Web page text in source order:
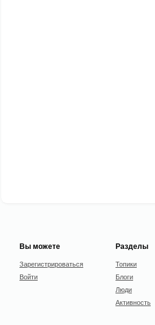
Вы можете
Зарегистрироваться
Войти
Разделы
Топики
Блоги
Люди
Активность